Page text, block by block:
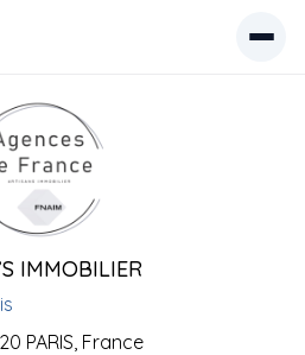
IMMOBILIER
PARIS, France